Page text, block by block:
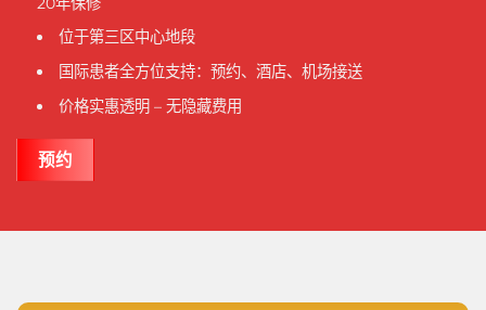
位于第三区中心地段
国际患者全方位支持：预约、酒店、机场接送
价格实惠透明 – 无隐藏费用
预约